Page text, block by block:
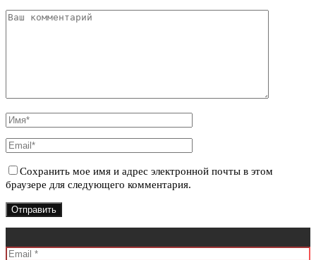
Сохранить мое имя и адрес электронной почты в этом
браузере для следующего комментария.